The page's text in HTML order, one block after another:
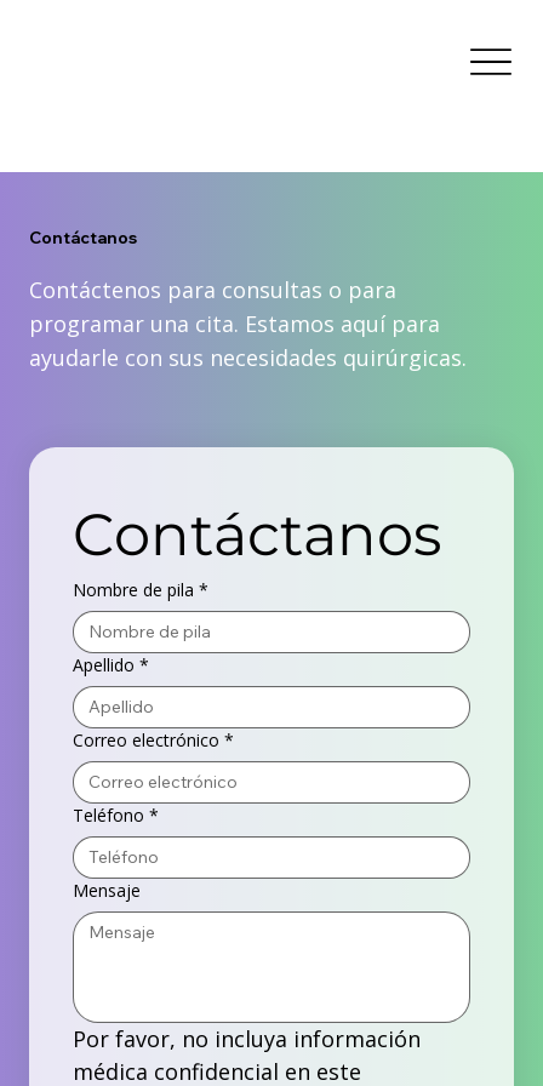
Contáctanos
Contáctenos para consultas o para
programar una cita. Estamos aquí para
ayudarle con sus necesidades quirúrgicas.
Contáctanos
Nombre de pila *
Apellido *
Correo electrónico *
Teléfono *
Mensaje
Por favor, no incluya información
médica confidencial en este